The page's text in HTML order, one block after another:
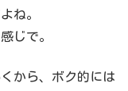
ね。
じで。
から、ボク的には